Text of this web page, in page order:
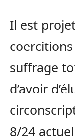
Il est
suffrage
d’avoir
8/24